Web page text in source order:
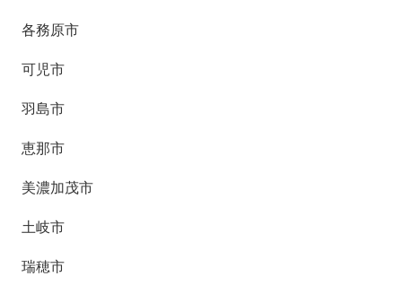
各務原市
可児市
羽島市
恵那市
美濃加茂市
土岐市
瑞穂市